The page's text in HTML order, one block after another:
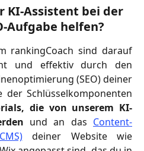
KI-Assistent bei der
Aufgabe helfen?
rankingCoach sind darauf
und effektiv durch den
(SEO) deiner
Schlüsselkomponenten
die von unserem KI-
und an das Content-
deiner Website wie